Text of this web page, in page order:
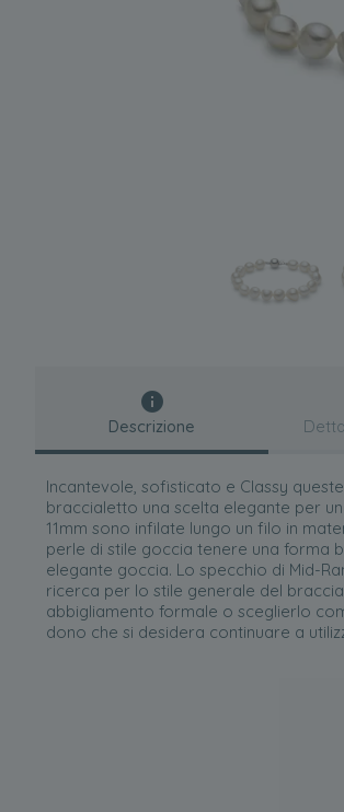
Descrizione
Incantevole, sofisticato e Classy
braccialetto una scelta elegante per
11mm sono infilate lungo un filo in
perle di stile goccia tenere una forma
elegante goccia. Lo specchio di Mid-
ricerca per lo stile generale del
abbigliamento formale o sceglierlo
dono che si desidera continuare a